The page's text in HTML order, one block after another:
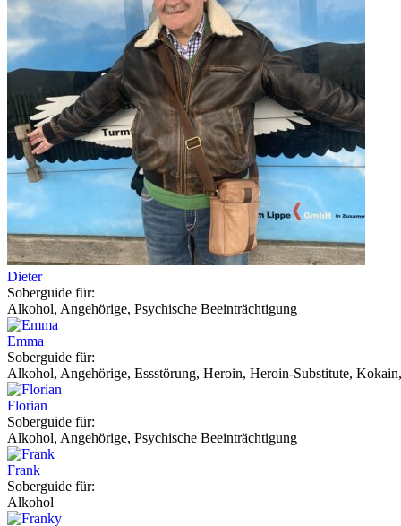
Dieter
Soberguide für:
Alkohol, Angehörige, Psychische Beeinträchtigung
Emma
Soberguide für:
Alkohol, Angehörige, Essstörung, Heroin, Heroin-Substitute,
Florian
Soberguide für:
Alkohol, Angehörige, Psychische Beeinträchtigung
Frank
Soberguide für:
Alkohol